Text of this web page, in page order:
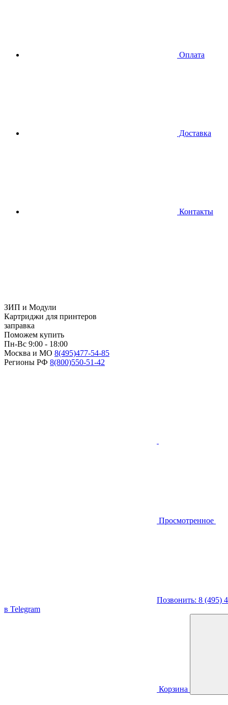
Оплата
Доставка
Контакты
ЗИП и Модули
Картриджи для принтеров
заправка
Поможем купить
Пн-Вс 9:00 - 18:00
Москва и МО 8(495)477-54-85
Регионы РФ 8(800)550-51-42
Просмотренное
Позвонить: 8 (495)
в Telegram
Корзина